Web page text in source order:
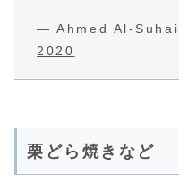
— Ahmed Al-
2020
栗どら焼きなど